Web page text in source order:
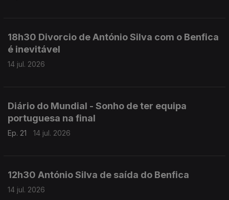
18h30 Divorcio de António Silva com o Benfica
é inevitável
14 jul. 2026
Diário do Mundial - Sonho de ter equipa
portuguesa na final
Ep. 21 14 jul. 2026
12h30 António Silva de saída do Benfica
14 jul. 2026